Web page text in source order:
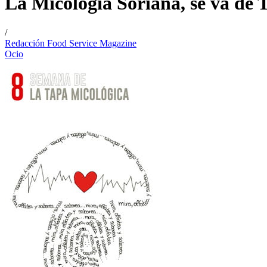
/
Redacción Food Service Magazine
Ocio